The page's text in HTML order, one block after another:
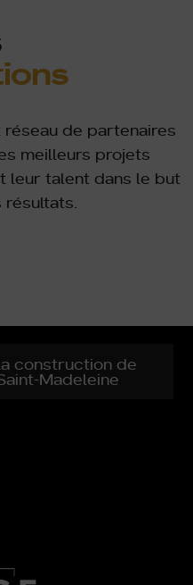
de partenaires
meilleurs projets
leur talent dans le but
résultats.
construction de
Madeleine